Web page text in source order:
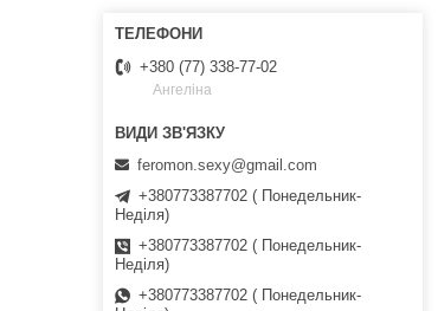
+380 (77) 338-77-02
Ангеліна
feromon.sexy@gmail.com
+380773387702 ( Понедельник-
Неділя)
+380773387702 ( Понедельник-
Неділя)
+380773387702 ( Понедельник-